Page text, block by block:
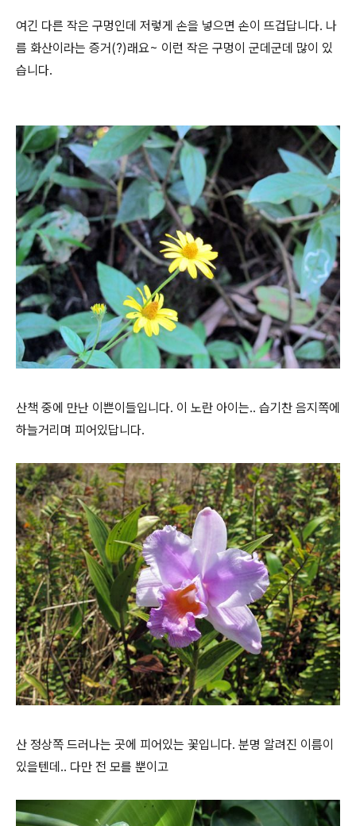
여긴 다른 작은 구멍인데 저렇게 손을 넣으면 손이 뜨겁답니다. 나
름 화산이라는 증거(?)래요~ 이런 작은 구멍이 군데군데 많이 있
습니다.
산책 중에 만난 이쁜이들입니다. 이 노란 아이는.. 습기찬 음지쪽에
하늘거리며 피어있답니다.
산 정상쪽 드러나는 곳에 피어있는 꽃입니다. 분명 알려진 이름이
있을텐데.. 다만 전 모를 뿐이고